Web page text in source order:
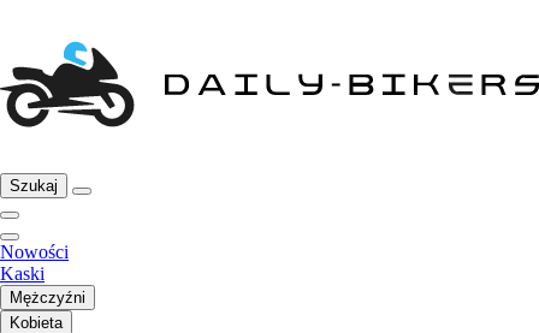
Szukaj
Nowości
Kaski
Mężczyźni
Kobieta